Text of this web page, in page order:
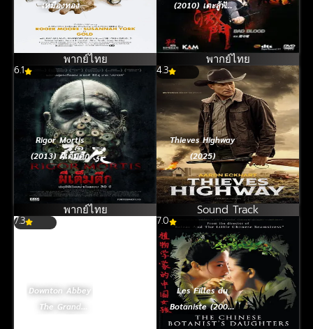
เหมืองทอง
พากย์ไทย
(2010) เตะสู้ฟัด
วัดใจเจ้าพ่อ
พากย์ไทย
6.1
Rigor Mortis
(2013) ผีเต็มตึก
พากย์ไทย
4.3
Thieves Highway
(2025)
Sound Track
7.3
Downton Abbey
The Grand
7.0
Les Filles du
Botaniste (2006)
[ซับไทย]